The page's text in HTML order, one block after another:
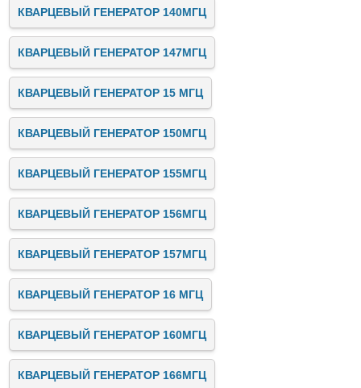
КВАРЦЕВЫЙ ГЕНЕРАТОР 140МГЦ
КВАРЦЕВЫЙ ГЕНЕРАТОР 147МГЦ
КВАРЦЕВЫЙ ГЕНЕРАТОР 15 МГЦ
КВАРЦЕВЫЙ ГЕНЕРАТОР 150МГЦ
КВАРЦЕВЫЙ ГЕНЕРАТОР 155МГЦ
КВАРЦЕВЫЙ ГЕНЕРАТОР 156МГЦ
КВАРЦЕВЫЙ ГЕНЕРАТОР 157МГЦ
КВАРЦЕВЫЙ ГЕНЕРАТОР 16 МГЦ
КВАРЦЕВЫЙ ГЕНЕРАТОР 160МГЦ
КВАРЦЕВЫЙ ГЕНЕРАТОР 166МГЦ